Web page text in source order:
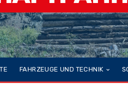
FAHRZEUGE UND TECHNIK